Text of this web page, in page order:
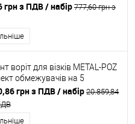
грн з ПДВ/ набір 777,60 грн з
воріт для візків METAL-POZ
обмежувачів на 5
грн з ПДВ/ набір 20.859,84